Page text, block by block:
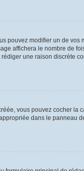
pouvez modifier un de
affichera le nombre de
une raison discrète
vous pouvez cocher
dans le panneau